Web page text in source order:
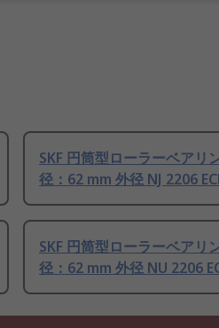
SKF 円筒型ローラーベアリ
径：62 mm 外径 NJ 2206
SKF 円筒型ローラーベアリ
径：62 mm 外径 NU 2206